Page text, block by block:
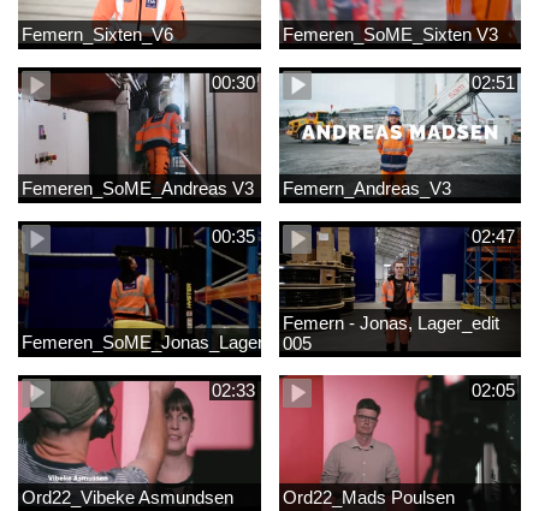
Femern_Sixten_V6 Femeren_SoME_Sixten V3
00:30
Femeren_SoME_Andreas V3
02:51
Femern_Andreas_V3
00:35
Femeren_SoME_Jonas_Lager
02:47
Femern - Jonas, Lager_edit
005
02:33
Ord22_Vibeke Asmundsen
02:05
Ord22_Mads Poulsen